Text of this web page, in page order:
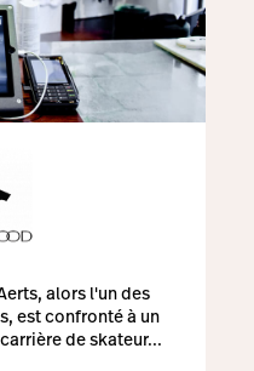
alors l'un des
est confronté à un
de skateur...